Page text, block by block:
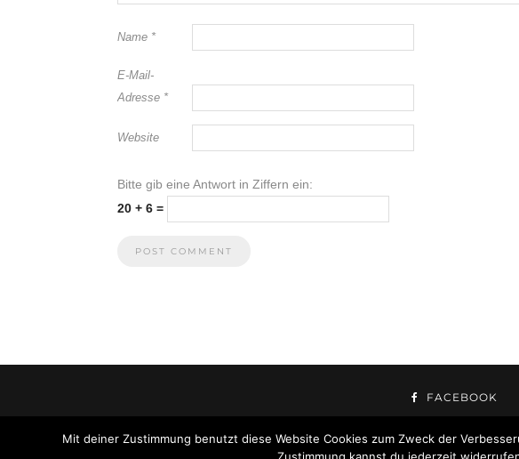
Name *
E-Mail-
Adresse *
Website
Bitte gib eine Antwort in Ziffern ein:
20 + 6 =
FACEBOOK
Mit deiner Zustimmung benutzt diese Website Cookies zum Zweck der